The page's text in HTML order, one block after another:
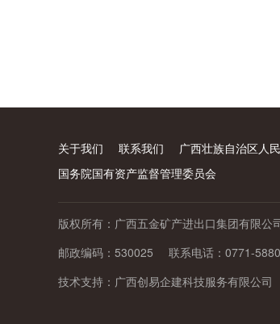
关于我们 联系我们 广西壮族自治区人
国务院国有资产监督管理委员会
版权所有：广西五金矿产进出口集团有限公
邮政编码：530025
联系电话：0771-
技术支持： 广西创易企建科技服务有限公司